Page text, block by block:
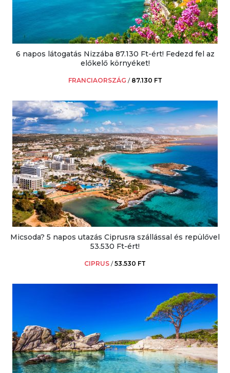
6 napos látogatás Nizzába 87.130 Ft-ért! Fedezd fel az
előkelő környéket!
FRANCIAORSZÁG / 87.130 FT
Micsoda? 5 napos utazás Ciprusra szállással és repülővel
53.530 Ft-ért!
CIPRUS /53.530 FT